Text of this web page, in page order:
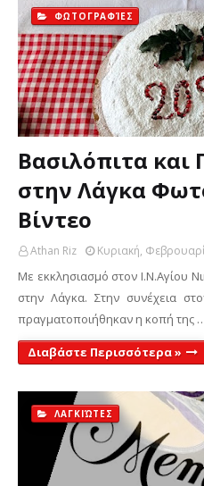
ΦΩΤΟΓΡΑΦΊΕΣ
Βασιλόπιτα και
στην Λάγκα
Βίντεο
Athan Riz Κυριακή,
Με εκκλησιασμό στον Ι.Ν.Αγίου
στην Λάγκα. Στην συνέχεια
πραγματοποιήθηκαν η κοπή της
Διαβάστε Περισσότερα »
ΛΑΓΚΙΏΤΕΣ